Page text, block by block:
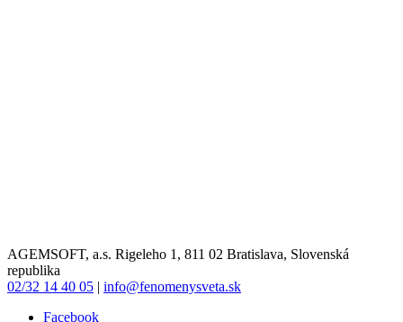
AGEMSOFT, a.s. Rigeleho 1, 811 02 Bratislava, Slovenská
republika
02/32 14 40 05 | info@fenomenysveta.sk
Facebook